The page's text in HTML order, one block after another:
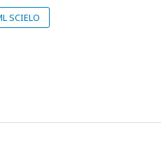
SCIELO